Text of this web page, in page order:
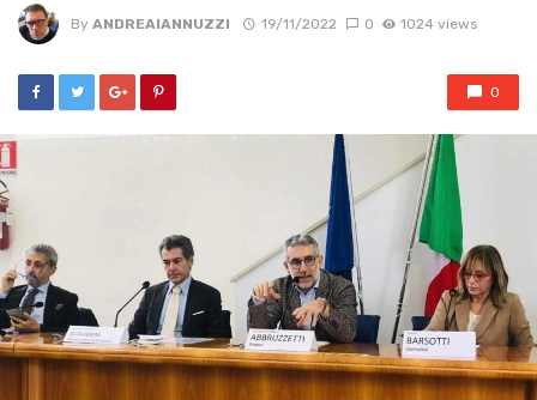
By ANDREAIANNUZZI 19/11/2022 0 1024 views
0